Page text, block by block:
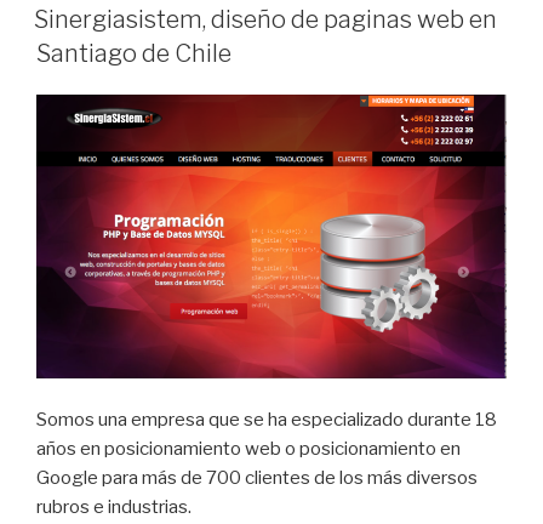
web
y
commerce
en
Chile”
ON
Sinergiasistem, diseño de paginas web en
Santiago de Chile
Somos una empresa que se ha especializado durante 18
años en posicionamiento web o posicionamiento en
Google para más de 700 clientes de los más diversos
rubros e industrias.